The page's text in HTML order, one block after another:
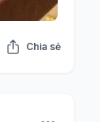
Chia sẻ